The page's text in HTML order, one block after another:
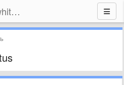
Kindle, Kindle Paperwhite, Kindle Voyage